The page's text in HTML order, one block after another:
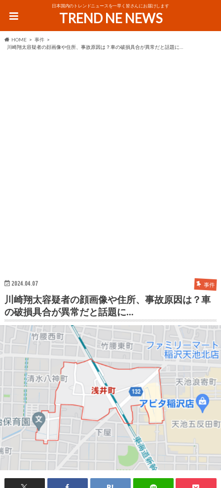
日本国内のトレンドニュースを一早く皆さんにお届けします
TREND NE NEWS
HOME
事件
川崎翔太容疑者の顔画像や住所、事故原因は？車の破損具合が異常だと話題に…
2024.04.07 事件
川崎翔太容疑者の顔画像や住所、事故原因は？車
の破損具合が異常だと話題に…